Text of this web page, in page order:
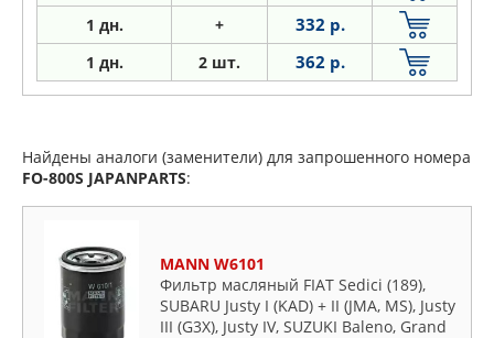
1 дн. + 332 р.
1 дн. 2 шт. 362 р.
Найдены аналоги (заменители) для запрошенного номера
FO-800S JAPANPARTS:
MANN W6101
Фильтр масляный FIAT Sedici (189),
SUBARU Justy I (KAD) + II (JMA, MS), Justy
III (G3X), Justy IV, SUZUKI Baleno, Grand